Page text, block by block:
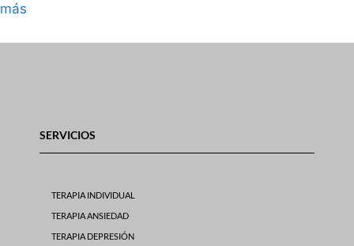
más
SERVICIOS
TERAPIA INDIVIDUAL
TERAPIA ANSIEDAD
TERAPIA DEPRESIÓN